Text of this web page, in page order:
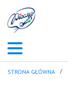
STRONA GŁÓWNA